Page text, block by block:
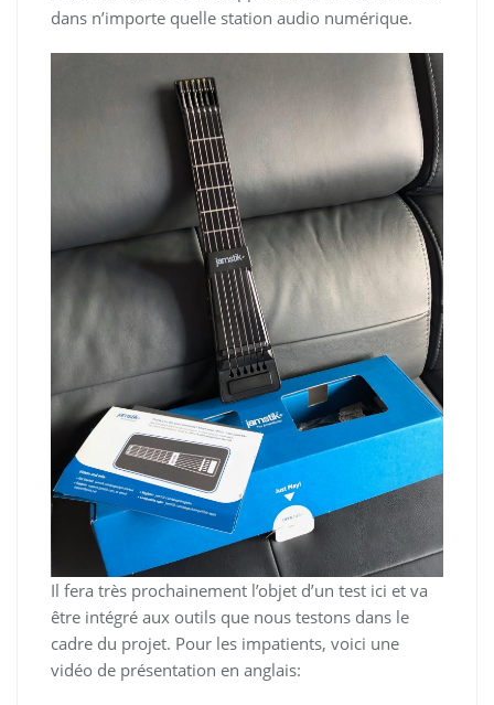
dans n’importe quelle station audio numérique.
Il fera très prochainement l’objet d’un test ici et va
être intégré aux outils que nous testons dans le
cadre du projet. Pour les impatients, voici une
vidéo de présentation en anglais: